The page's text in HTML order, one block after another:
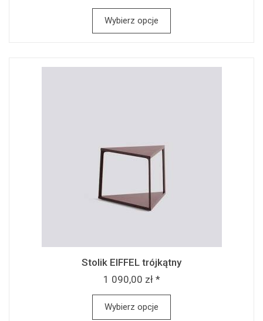
Wybierz opcje
Stolik EIFFEL trójkątny
1 090,00 zł *
Wybierz opcje